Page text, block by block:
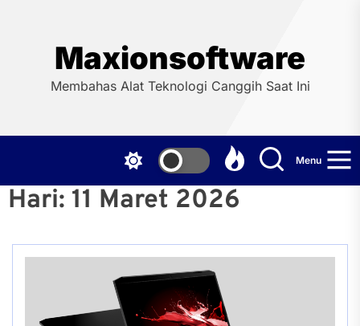
Maxionsoftware
Membahas Alat Teknologi Canggih Saat Ini
Menu
Hari: 11 Maret 2026